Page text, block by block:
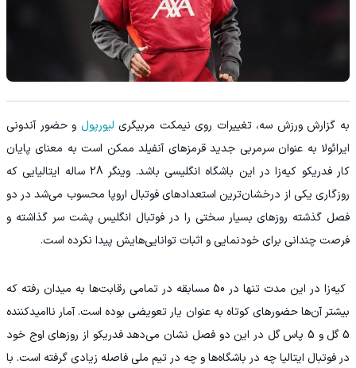
‫به گزارش ورزش سه، تغییرات روی نیمکت مربیگری لیورپول و حضور آندونی
ایرائولا به عنوان سرمربی جدید قرمزهای آنفیلد ممکن است به معنای پایان
کار فدریکو کیه‌زا در این باشگاه انگلیسی باشد. وینگر 28 ساله ایتالیایی که
روزگاری یکی از درخشان‌ترین استعدادهای فوتبال اروپا محسوب می‌شد در دو
فصل گذشته روزهای بسیار سختی را در فوتبال انگلیس پشت سر گذاشته و
فرصت چندانی برای خودنمایی و اثبات توانایی‌هایش پیدا نکرده است.
‫ کیه‌زا در این مدت تنها در 50 مسابقه در تمامی رقابت‌ها به میدان رفته که
بیشتر آن‌ها حضورهای کوتاه به عنوان یار تعویضی بوده است. آمار ناامیدکننده
5 گل و 5 پاس گل در این دو فصل نشان می‌دهد فدریکو از روزهای اوج خود
در فوتبال ایتالیا چه در باشگاه‌ها و چه در تیم ملی فاصله زیادی گرفته است. با